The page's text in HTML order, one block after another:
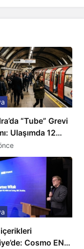
“Tube” Grevi
Ulaşımda 12
Kaos Kapıda
Cosmo EN